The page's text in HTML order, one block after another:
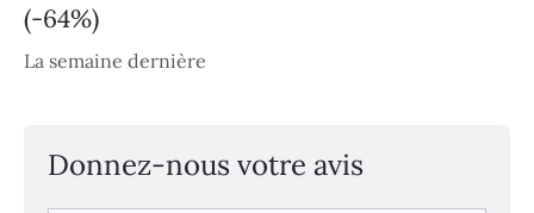
(-64%)
La semaine dernière
Donnez-nous votre avis